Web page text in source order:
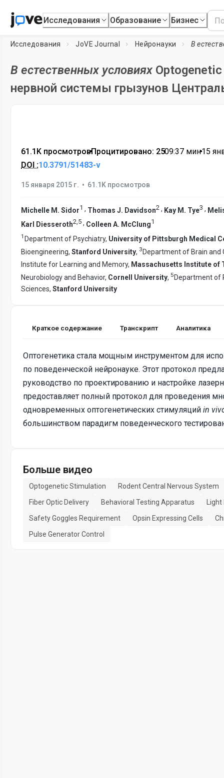
Исследования Образование Бизнес
Исследования JoVE Journal Нейронауки В
В естественных условиях
нервной системы грызунов
61.1K просмотров•Процитировано: 25•09:37 мин•15
DOI :10.3791/51483-v
15 января 2015 г. • 61.1K просмотров
Michelle M. Sidor1 , Thomas J. Davidson2 , Kay M. Tye3 ,
Karl Diesseroth2 5 , Colleen A. McClung1
1 Department of Psychiatry, University of Pittsburgh Medical
Bioengineering, Stanford University, 3 Department of Brain and
Institute for Learning and Memory, Massachusetts Institute of
Neurobiology and Behavior, Cornell University, 5 Department of
Sciences, Stanford University
Краткое содержание Транскрипт Аналитика
Оптогенетика стала мощным инструментом для
по поведенческой нейронауке. Этот протокол
руководство по проектированию и настройке
предоставляет полный протокол для проведения
одновременных оптогенетических стимуляций in
большинством парадигм поведенческого
Больше видео
Optogenetic Stimulation
Rodent Central Nervous System
Fiber Optic Delivery
Behavioral Testing Apparatus
Safety Goggles Requirement
Opsin Expressing Cells
Pulse Generator Control